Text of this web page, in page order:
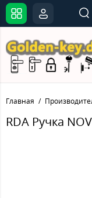
Главная
RDA Ручка